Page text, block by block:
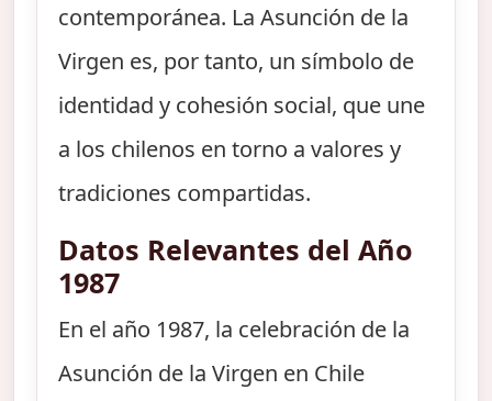
contemporánea. La Asunción de la
Virgen es, por tanto, un símbolo de
identidad y cohesión social, que une
a los chilenos en torno a valores y
tradiciones compartidas.
Datos Relevantes del Año
1987
En el año 1987, la celebración de la
Asunción de la Virgen en Chile